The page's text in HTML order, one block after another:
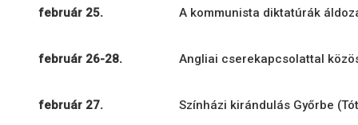
február 25. A kommunista diktatúrák
február 26-28. Angliai cserekapcsolattal
február 27. Színházi kirándulás Győrbe